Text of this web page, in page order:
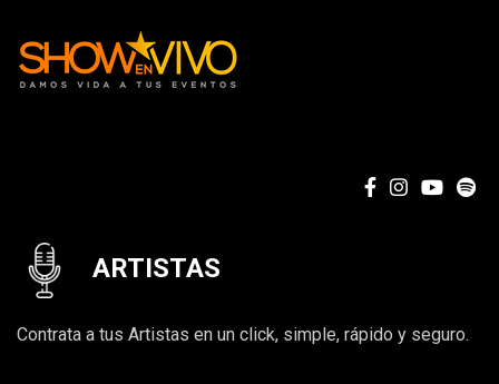
ARTISTAS
Contrata a tus Artistas en un click, simple, rápido y seguro.